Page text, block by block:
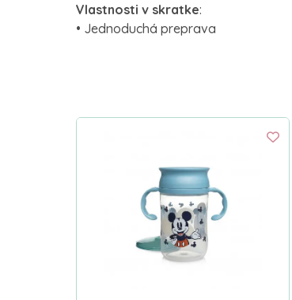
Vlastnosti v skratke:
• Jednoduchá preprava